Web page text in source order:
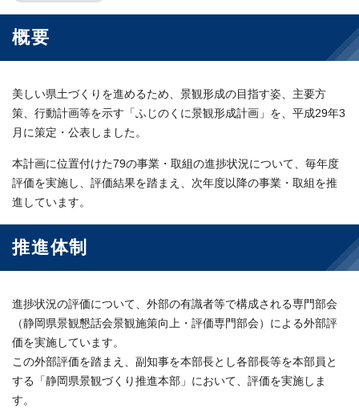
概要
美しい県土づくりを進めるため、景観形成の目指す姿、主要方
策、行動計画等を示す「ふじのくに景観形成計画」を、平成29年3
月に策定・公表しました。
本計画に位置付けた79の事業・取組の進捗状況について、毎年度
評価を実施し、評価結果を踏まえ、次年度以降の事業・取組を推
進しています。
推進体制
進捗状況の評価について、外部の有識者等で構成される専門部会
（静岡県景観懇話会景観施策向上・評価専門部会）による外部評
価を実施しています。
この外部評価を踏まえ、副知事を本部長とし各部長等を本部員と
する「静岡県景観づくり推進本部」において、評価を実施しま
す。